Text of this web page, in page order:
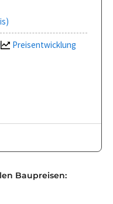
Preisentwicklung
Baupreisen: